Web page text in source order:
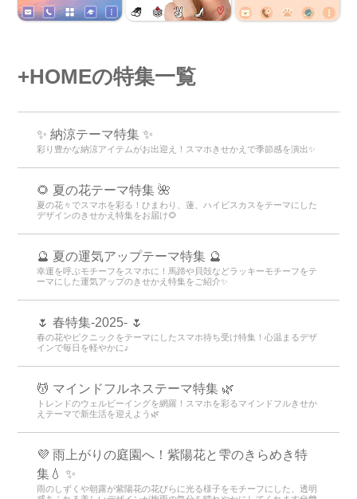
+HOMEの特集一覧
✨ 納涼テーマ特集 ✨
彩り豊かな納涼アイテムがお出迎え！スマホきせかえで季節感を演出✨
🌻 夏の花テーマ特集 🌺
夏の花々でスマホを彩る！ひまわり、蓮、ハイビスカスをテーマにした
デザインのきせかえ特集をお届け🌻
🔮 夏の運気アップテーマ特集 🔮
幸運を呼ぶモチーフをスマホに！馬蹄や貝殻などラッキーモチーフをテ
ーマにした運気アップのきせかえ特集をご紹介✨
🌷 春特集-2025- 🌷
春の花やピクニックをテーマにしたスマホ待ち受け特集！心温まるデザ
インで毎日を軽やかに♪
💆 マインドフルネステーマ特集 🌿
トレンドのウェルビーイングを網羅！スマホを彩るマインドフルきせか
えテーマで新生活を迎えよう🌿
💜 雨上がりの庭園へ！紫陽花と雫のきらめき特
集💧 ✨
雨のしずくや朝露が紫陽花の花びらに光る様子をモチーフにした、透明